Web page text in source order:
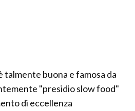
talmente buona e famosa da
"presidio slow food"
di eccellenza